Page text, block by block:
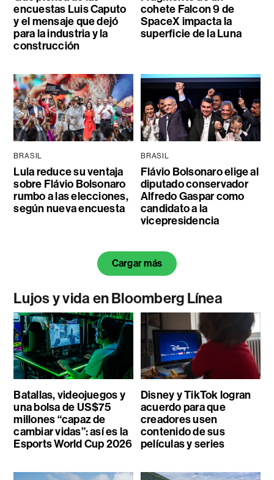
encuestas Luis Caputo
y el mensaje que dejó
para la industria y la
construcción
cohete Falcon 9 de
SpaceX impacta la
superficie de la Luna
BRASIL
Lula reduce su ventaja
sobre Flávio Bolsonaro
rumbo a las elecciones,
según nueva encuesta
BRASIL
Flávio Bolsonaro elige al
diputado conservador
Alfredo Gaspar como
candidato a la
vicepresidencia
Cargar más
Lujos y vida en Bloomberg Línea
Batallas, videojuegos y
una bolsa de US$75
millones “capaz de
cambiar vidas”: así es la
Esports World Cup 2026
Disney y TikTok logran
acuerdo para que
creadores usen
contenido de sus
películas y series